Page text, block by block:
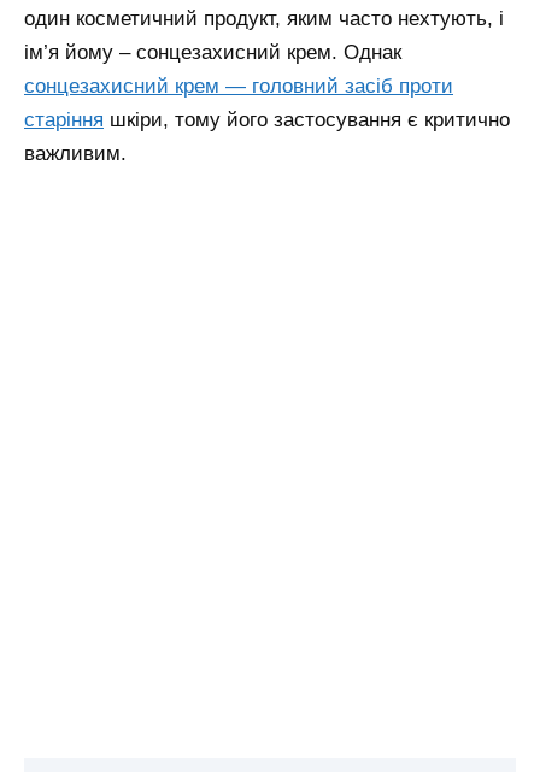
один косметичний продукт, яким часто нехтують, і
ім’я йому – сонцезахисний крем. Однак
сонцезахисний крем — головний засіб проти
старіння шкіри, тому його застосування є критично
важливим.